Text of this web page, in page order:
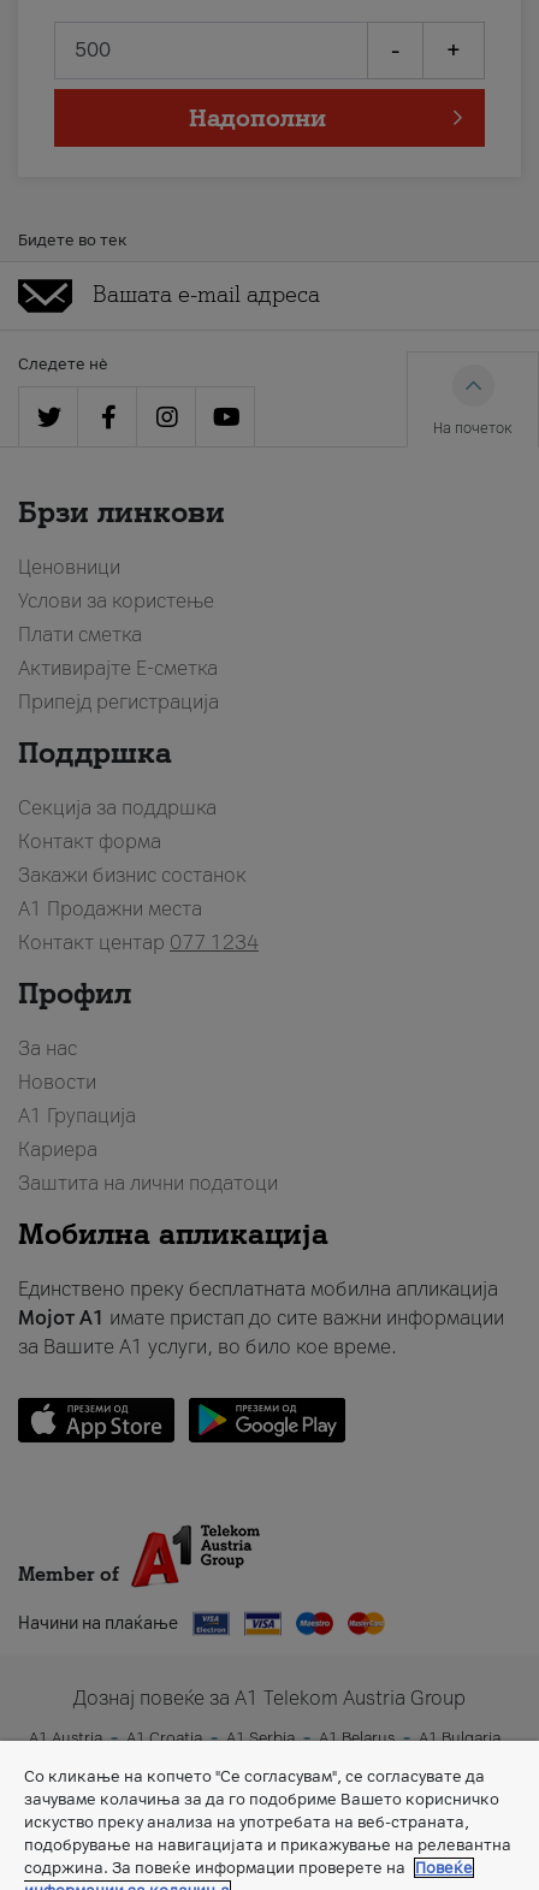
- +
Надополни
Бидете во тек
Следете нè
На почеток
Брзи линкови
Ценовници
Услови за користење
Плати сметка
Активирајте Е-сметка
Припејд регистрација
Поддршка
Секција за поддршка
Контакт форма
Закажи бизнис состанок
A1 Продажни места
Контакт центар 077 1234
Профил
За нас
Новости
А1 Групација
Кариера
Заштита на лични податоци
Мобилна апликација
Единствено преку бесплатната мобилна апликација
Мојот A1 имате пристап до сите важни информации
за Вашите A1 услуги, во било кое време.
Member of
Начини на плаќање
Дознај повеќе за A1 Telekom Austria Group
A1 Austria A1 Croatia A1 Serbia A1 Belarus
A1 Bulgaria
Со кликање на копчето "Се согласувам", се согласувате да
зачуваме колачиња за да го подобриме Вашето корисничко
искуство преку анализа на употребата на веб-страната,
подобрување на навигацијата и прикажување на релевантна
содржина. За повеќе информации проверете на
Повеќе